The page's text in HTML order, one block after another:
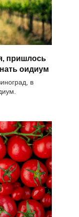
пришлось
оидиум
в